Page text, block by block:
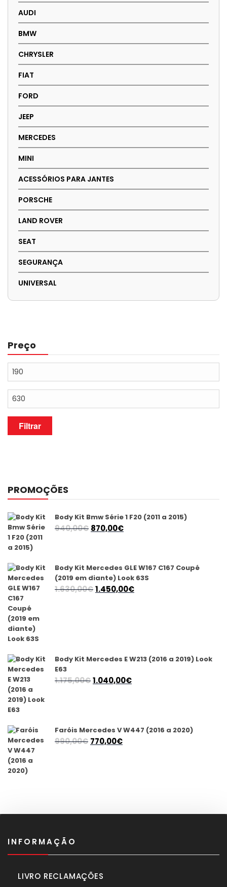
AUDI
BMW
CHRYSLER
FIAT
FORD
JEEP
MERCEDES
MINI
ACESSÓRIOS PARA JANTES
PORSCHE
LAND ROVER
SEAT
SEGURANÇA
UNIVERSAL
Preço
Preço
mínimo
Preço
máximo
Filtrar
PROMOÇÕES
Body Kit Bmw Série 1 F20 (2011 a 2015)
940,00€ O
era:
940,00€.
870,00€O
é:
870,00€.
Body Kit Mercedes GLE W167 C167 Coupé
(2019 em diante) Look 63S
1.630,00€O
1.450,00€O
Body Kit Mercedes E W213 (2016 a 2019) Look
E63
1.175,00€O
1.175,00€.
1.040,00€O
1.040,00€.
Faróis Mercedes V W447 (2016 a 2020)
990,00€ O
770,00€O
INFORMAÇÃO
LIVRO RECLAMAÇÕES